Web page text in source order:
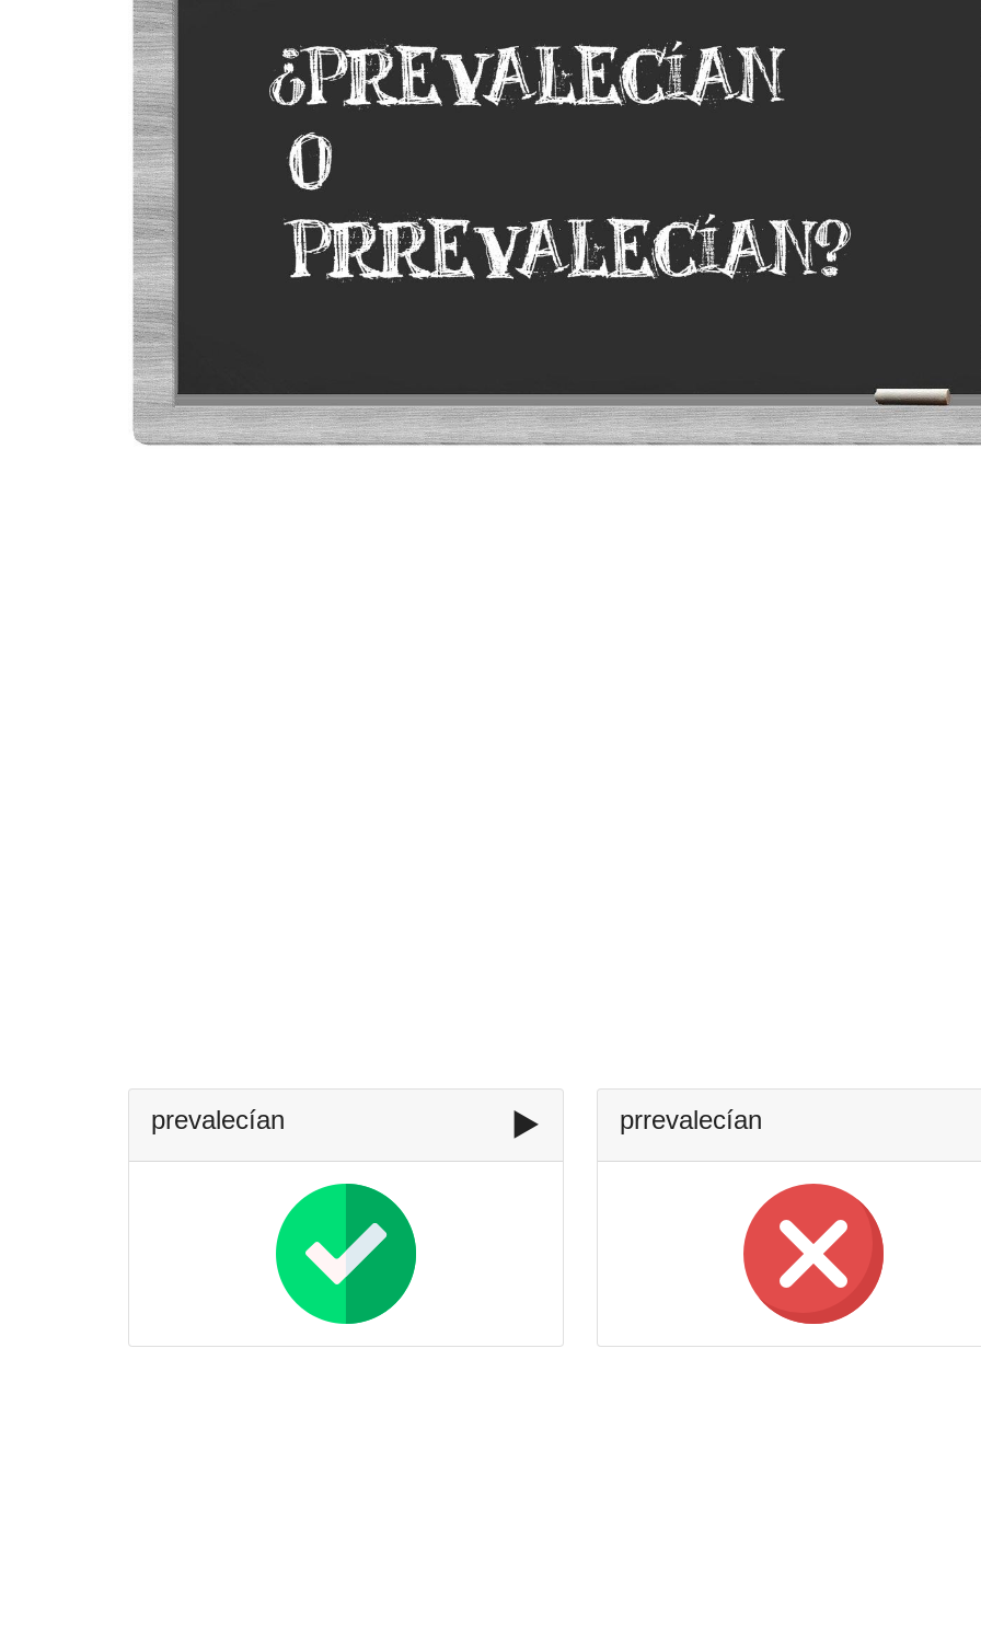
prevalecían ▶️ prrevalecían